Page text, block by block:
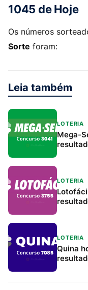
1045 de Hoje
Os números
Sorte foram:
Leia também
LOTERIA
Mega-
LOTERIA
LOTERIA
Quina